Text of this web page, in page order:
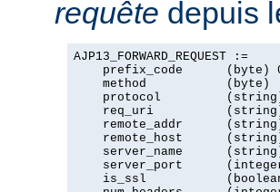
requête depuis
AJP13_FORWARD_REQUEST :=
prefix_code      (byte)
    method           (byte)
protocol
req_uri
remote_addr
remote_host
server_name
server_port
is_ssl